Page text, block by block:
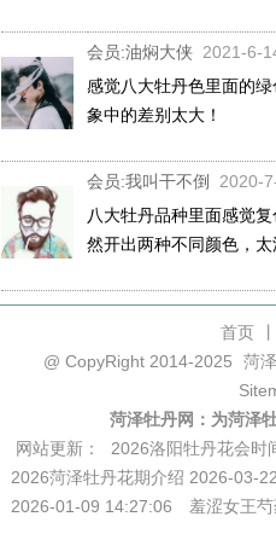
会员:油焖大侠 2021-6-
感觉八大牡丹色里面的
象中的差别太大！
会员:我叫干不倒 2020-
八大牡丹品种里面感觉
然开出两种不同颜色，太
首页
@ CopyRight 2014-2025
菏
菏泽牡丹网：为菏泽
网站更新：
2026洛阳牡丹花会
2026菏泽牡丹花期介绍 2026-03-
2026-01-09 14:27:06
羞涩女王